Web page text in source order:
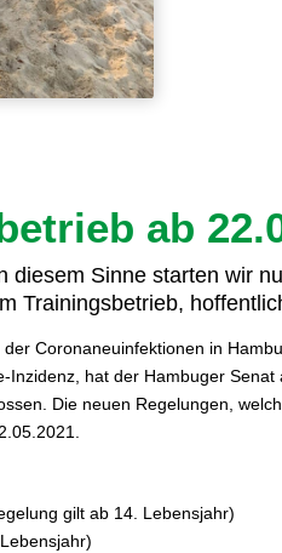
ab
diesem Sinne starten wir
Trainingsbetrieb,
Coronaneuinfektionen in
Inzidenz, hat der Hambuger Senat
Die neuen Regelungen,
gilt ab 14. Lebensjahr)